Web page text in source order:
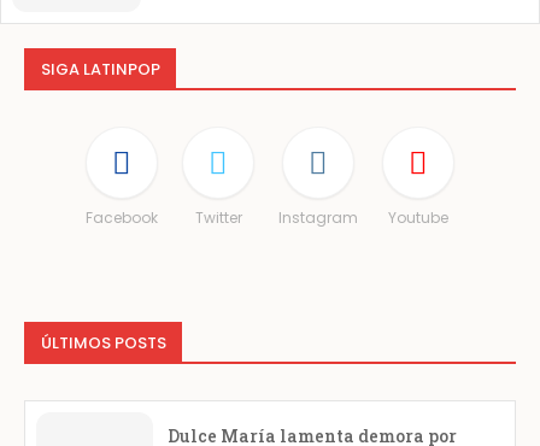
SIGA LATINPOP
Facebook Twitter Instagram Youtube
ÚLTIMOS POSTS
Dulce María lamenta demora por